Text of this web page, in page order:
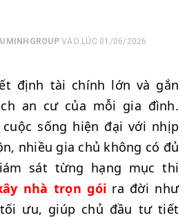
VÀO LÚC 01/06/2026
định tài chính lớn và gắn
an cư của mỗi gia đình.
sống hiện đại với nhịp
nhiều gia chủ không có đủ
sát từng hạng mục thi
nhà trọn gói ra đời như
ưu, giúp chủ đầu tư tiết